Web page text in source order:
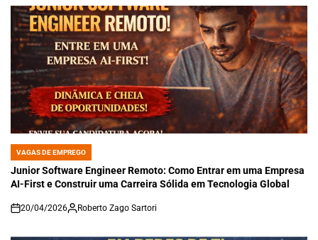
POSTED
IN
VAGAS DE EMPREGO
Junior Software Engineer Remoto: Como Entrar em uma Empresa
AI-First e Construir uma Carreira Sólida em Tecnologia Global
on
20/04/2026 Roberto Zago Sartori